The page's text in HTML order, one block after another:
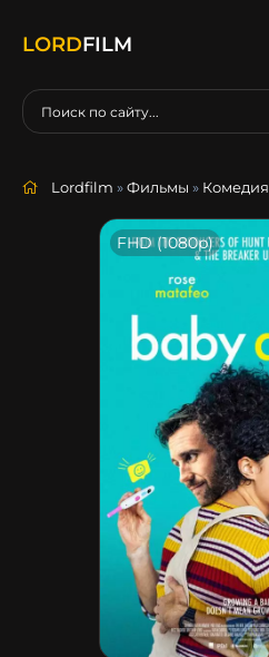
LORDFILM
Lordfilm »Фильмы » Комедия
FHD (1080p)